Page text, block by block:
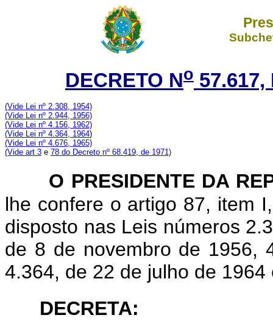
DECRETO No 57.617,
(Vide Lei nº 2.308, 1954)
(Vide Lei nº 2.944, 1956)
(Vide Lei nº 4.156, 1962)
(Vide Lei nº 4.364, 1964)
(Vide Lei nº 4.676, 1965)
(Vide art 3 e 78 do Decreto nº 68.419, de 1971)
O PRESIDENTE DA
lhe confere o artigo 87, item
disposto nas Leis números
de 8 de novembro de 1956,
4.364, de 22 de julho de
DECRETA: